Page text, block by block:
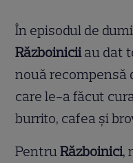
În episodul de
Războiniciiau dat
nouă recompensă
care le-a făcut
burrito, cafea și
PentruRăzboinici,